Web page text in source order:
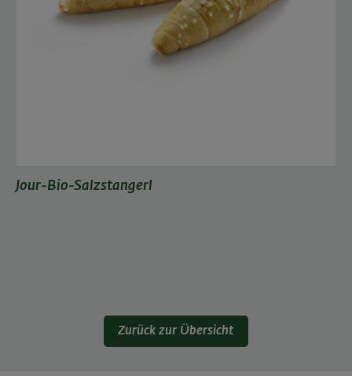
Jour-Bio-Salzstangerl
Zurück zur Übersicht